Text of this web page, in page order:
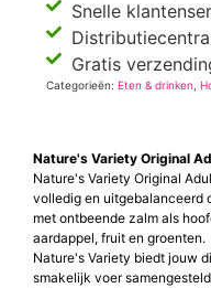
Snelle
Gratis
Categorieën: Eten & drinken,
Nature's Variety Original
Nature's Variety Original
volledig en uitgebalanceerd
met ontbeende zalm als
aardappel, fruit en groenten.
Nature's Variety biedt jouw
smakelijk voer